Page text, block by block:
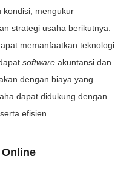
kondisi, mengukur
strategi usaha berikutnya.
memanfaatkan teknologi
software akuntansi dan
dengan biaya yang
dapat didukung dengan
efisien.
Online